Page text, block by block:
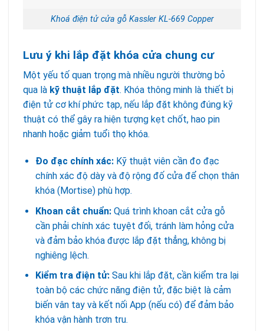
Khoá điện tử cửa gỗ Kassler KL-669 Copper
Lưu ý khi lắp đặt khóa cửa chung cư
Một yếu tố quan trọng mà nhiều người thường bỏ
qua là kỹ thuật lắp đặt. Khóa thông minh là thiết bị
điện tử cơ khí phức tạp, nếu lắp đặt không đúng kỹ
thuật có thể gây ra hiện tượng kẹt chốt, hao pin
nhanh hoặc giảm tuổi thọ khóa.
Đo đạc chính xác:Kỹ thuật viên cần đo đạc
chính xác độ dày và độ rộng đố cửa để chọn thân
khóa (Mortise) phù hợp.
Khoan cắt chuẩn:Quá trình khoan cắt cửa gỗ
cần phải chính xác tuyệt đối, tránh làm hỏng cửa
và đảm bảo khóa được lắp đặt thẳng, không bị
nghiêng lệch.
Kiểm tra điện tử:Sau khi lắp đặt, cần kiểm tra lại
toàn bộ các chức năng điện tử, đặc biệt là cảm
biến vân tay và kết nối App (nếu có) để đảm bảo
khóa vận hành trơn tru.